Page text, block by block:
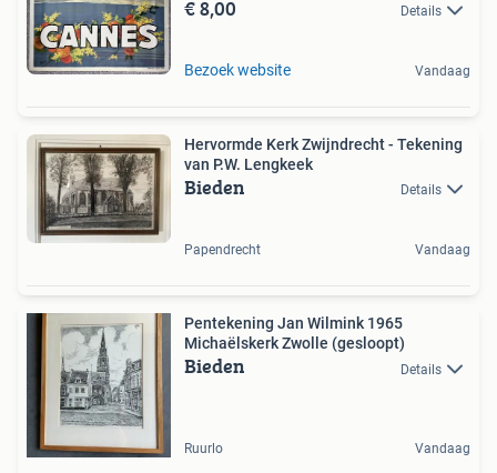
€ 8,00 Details
Bezoek website Vandaag
Hervormde Kerk Zwijndrecht - Tekening
van P.W. Lengkeek
Bieden Details
Papendrecht Vandaag
Pentekening Jan Wilmink 1965
Michaëlskerk Zwolle (gesloopt)
Bieden Details
Ruurlo Vandaag